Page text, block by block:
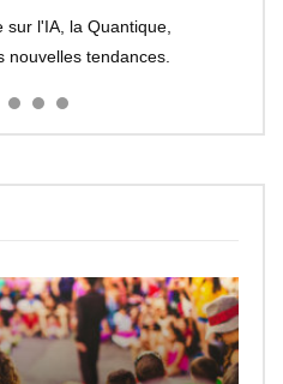
l'IA, la Quantique,
nouvelles tendances.